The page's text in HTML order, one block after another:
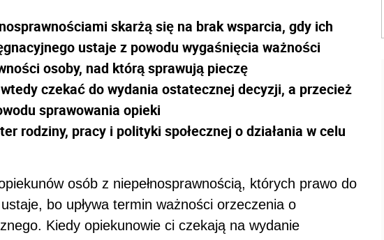
skarżą się na brak wsparcia, gdy ich
ustaje z powodu wygaśnięcia ważności
osoby, nad którą sprawują pieczę
czekać do wydania ostatecznej decyzji, a przecież
sprawowania opieki
rodziny, pracy i polityki społecznej o działania w celu
osób z niepełnosprawnością, których prawo do
bo upływa termin ważności orzeczenia o
Kiedy opiekunowie ci czekają na wydanie